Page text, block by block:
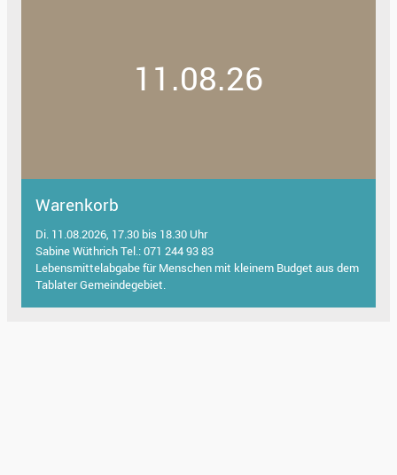
11.08.26
Warenkorb
Di. 11.08.2026, 17.30 bis 18.30 Uhr
Sabine Wüthrich Tel.: 071 244 93 83
Lebensmittelabgabe für Menschen mit kleinem Budget aus dem
Tablater Gemeindegebiet.